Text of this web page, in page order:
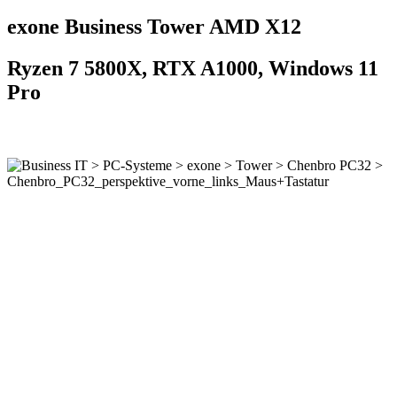
exone Business Tower AMD X12
Ryzen 7 5800X, RTX A1000, Windows 11
Pro